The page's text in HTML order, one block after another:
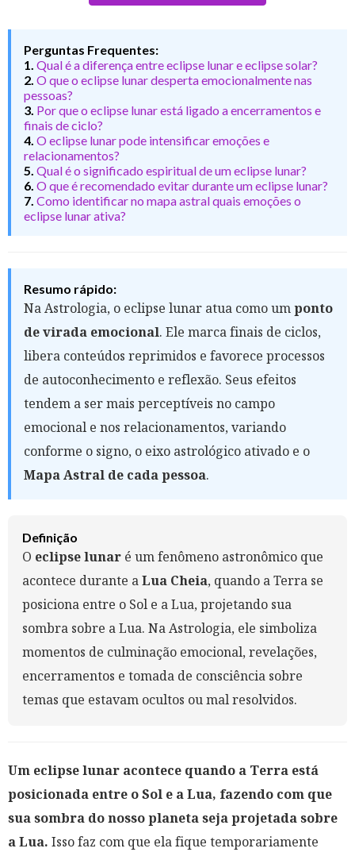
Perguntas Frequentes:
1. Qual é a diferença entre eclipse lunar e eclipse solar?
2. O que o eclipse lunar desperta emocionalmente nas
pessoas?
3. Por que o eclipse lunar está ligado a encerramentos e
finais de ciclo?
4. O eclipse lunar pode intensificar emoções e
relacionamentos?
5. Qual é o significado espiritual de um eclipse lunar?
6. O que é recomendado evitar durante um eclipse lunar?
7. Como identificar no mapa astral quais emoções o
eclipse lunar ativa?
Resumo rápido:
Na Astrologia, o eclipse lunar atua como umponto
de virada emocional. Ele marca finais de ciclos,
libera conteúdos reprimidos e favorece processos
de autoconhecimento e reflexão. Seus efeitos
tendem a ser mais perceptíveis no campo
emocional e nos relacionamentos, variando
conforme o signo, o eixo astrológico ativado e o
Mapa Astral de cada pessoa.
Definição
O eclipse lunar é um fenômeno astronômico que
acontece durante aLua Cheia, quando a Terra se
posiciona entre o Sol e a Lua, projetando sua
sombra sobre a Lua. Na Astrologia, ele simboliza
momentos de culminação emocional, revelações,
encerramentos e tomada de consciência sobre
temas que estavam ocultos ou mal resolvidos.
Um eclipse lunar acontece quando a Terra está
posicionada entre o Sol e a Lua, fazendo com que
sua sombra do nosso planeta seja projetada sobre
a Lua. Isso faz com que ela fique temporariamente